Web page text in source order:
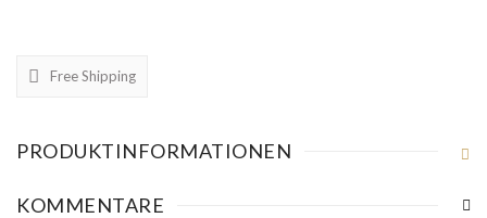
Free Shipping
PRODUKTINFORMATIONEN
KOMMENTARE